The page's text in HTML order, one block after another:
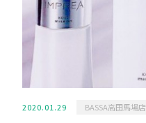
2020.01.29 BASSA高田馬場店